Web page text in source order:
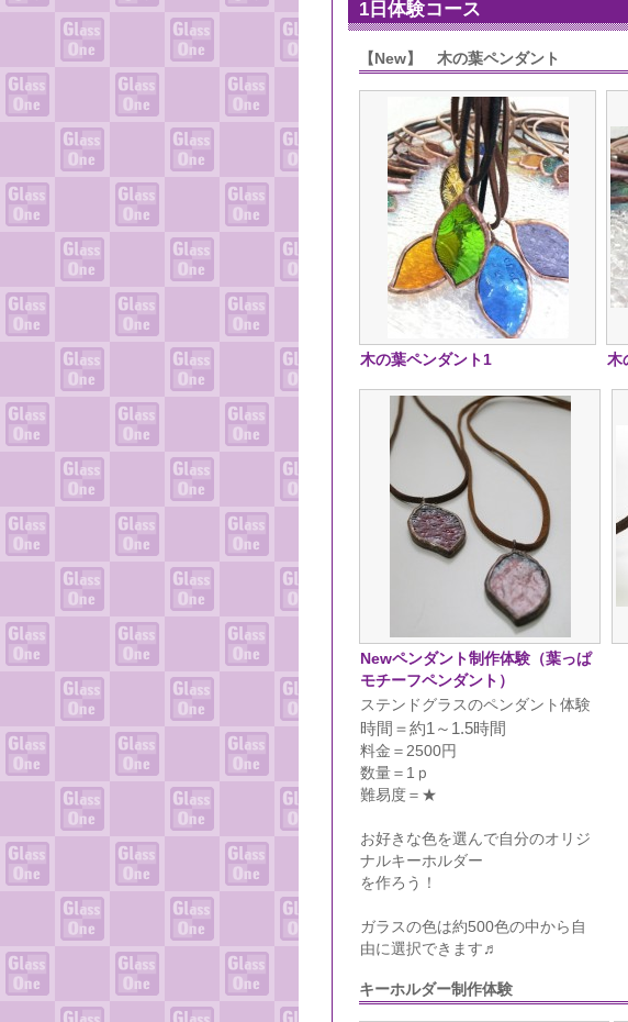
1日体験コース
【New】 木の葉ペンダント
木の葉ペンダント1 木
Newペンダント制作体験（葉っぱ
モチーフペンダント）
ステンドグラスのペンダント体験
時間＝約1～1.5時間
料金＝2500円
数量＝1ｐ
難易度＝★
お好きな色を選んで自分のオリジ
ナルキーホルダー
を作ろう！
ガラスの色は約500色の中から自
由に選択できます♬
キーホルダー制作体験